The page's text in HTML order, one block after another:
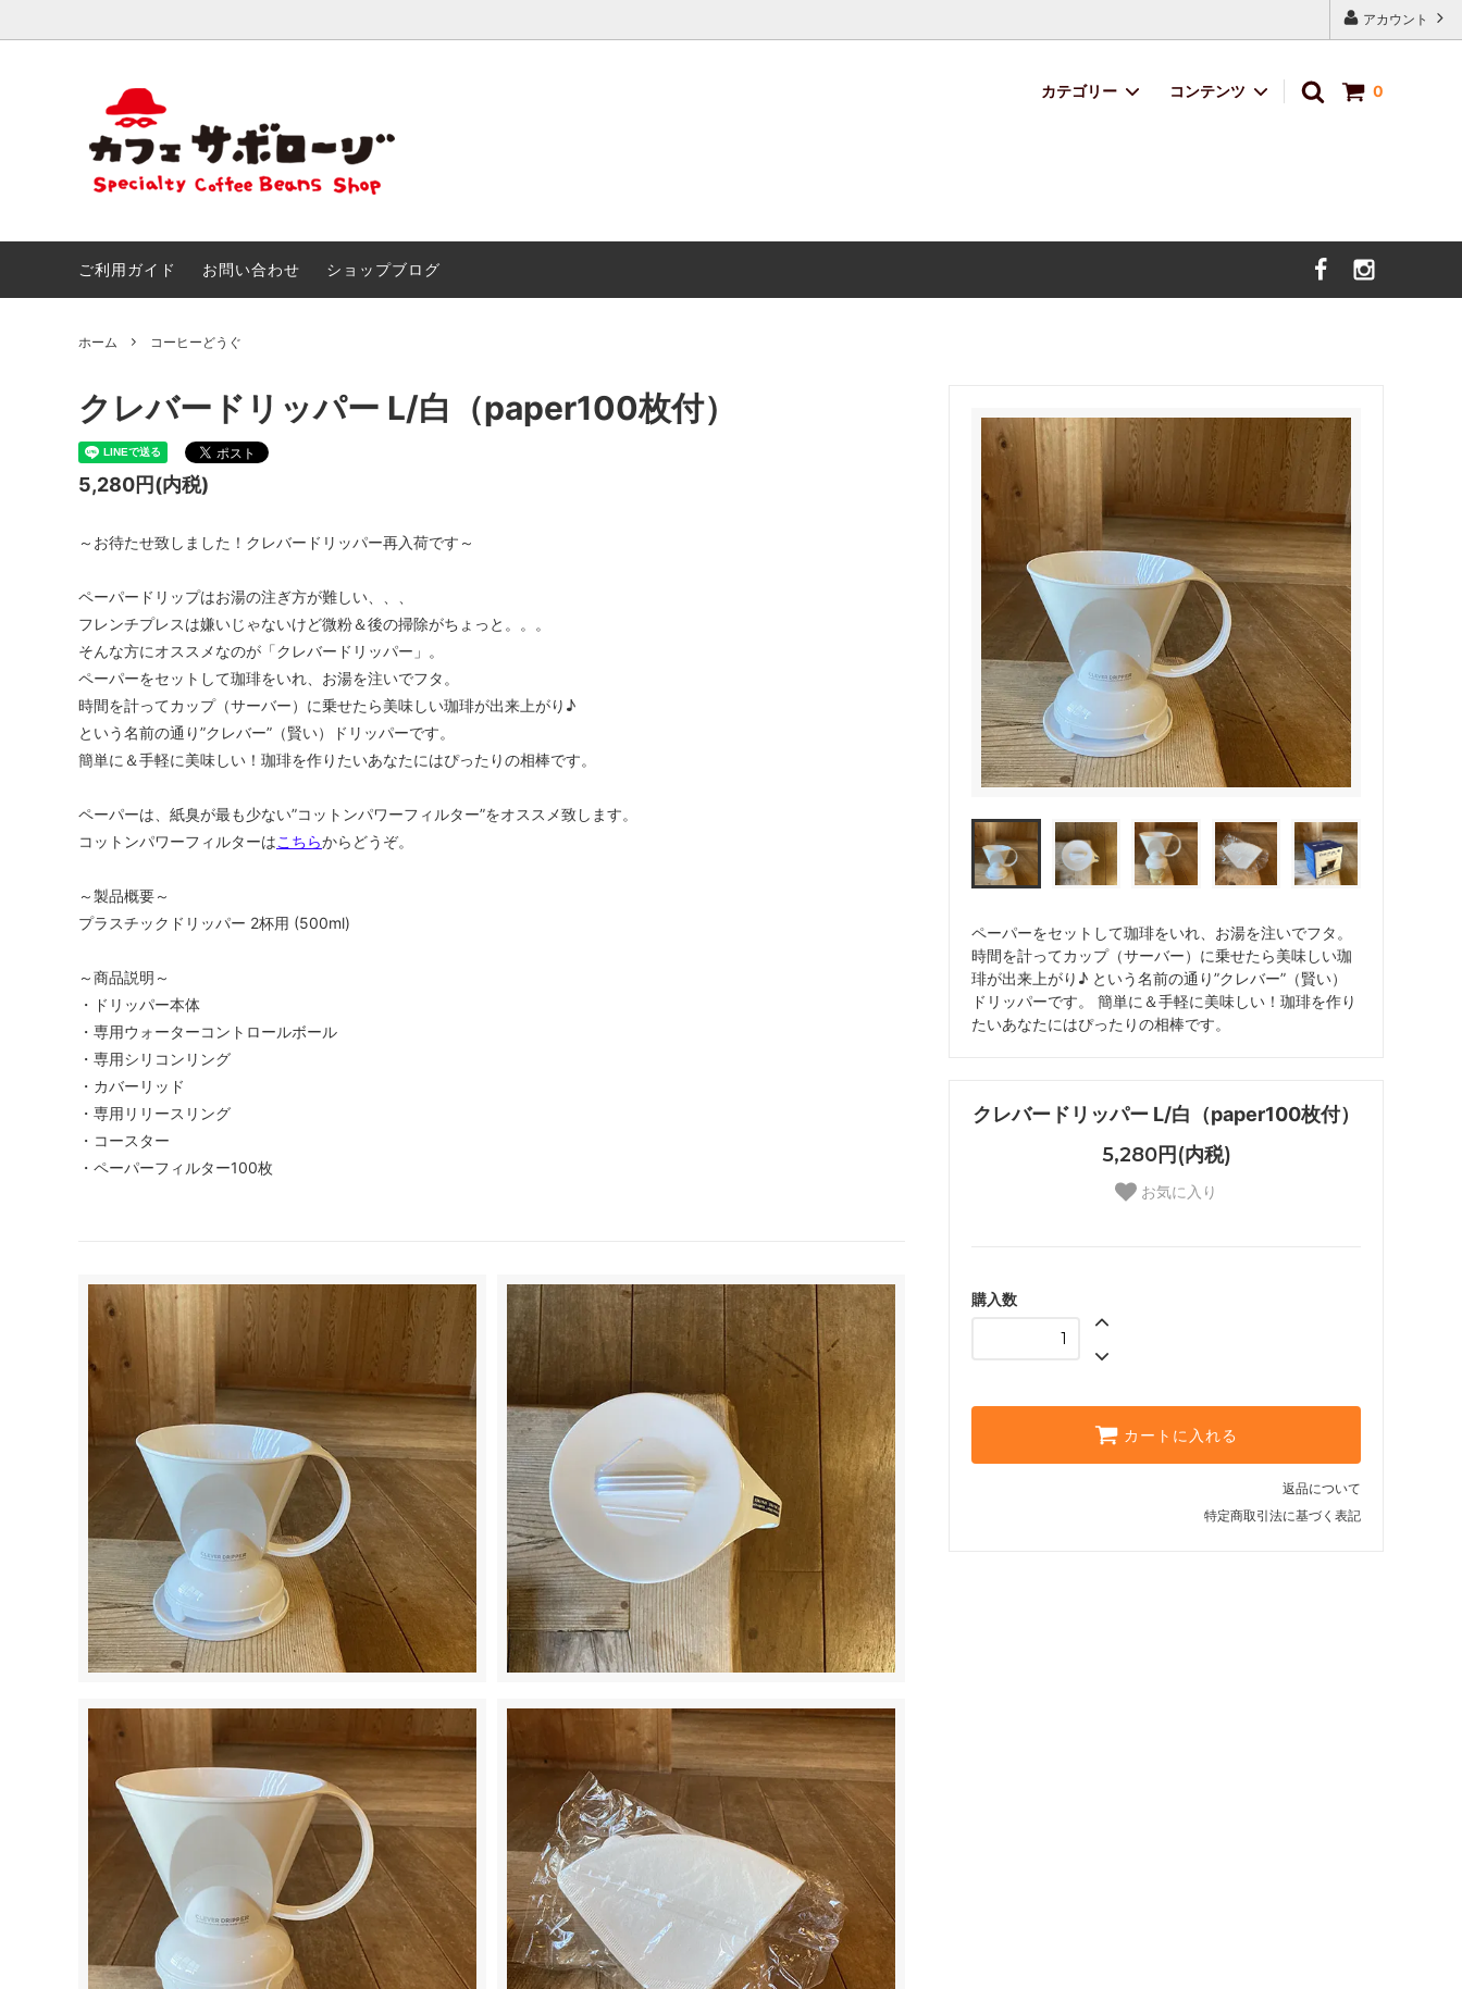
アカウント
0
カテゴリー
おためしセット
チョコ＆スイーツのためのマリアージュ サボローゾの本
コンテンツ
ごあいさつ
ご利用ガイド お問い合わせ ショップブログ
ホーム コーヒーどうぐ
ペーパーをセットして珈琲をいれ、お湯を注いでフタ。
時間を計ってカップ（サーバー）に乗せたら美味しい珈
琲が出来上がり♪ という名前の通り”クレバー”（賢い）
ドリッパーです。 簡単に＆手軽に美味しい！珈琲を作り
たいあなたにはぴったりの相棒です。
クレバードリッパー L/白（paper100枚付）
5,280円(内税)
お気に入り
購入数
カートに入れる
返品について
特定商取引法に基づく表記
クレバードリッパー L/白（paper100枚付）
5,280円(内税)
～お待たせ致しました！クレバードリッパー再入荷です～
ペーパードリップはお湯の注ぎ方が難しい、、、
フレンチプレスは嫌いじゃないけど微粉＆後の掃除がちょっと。。。
そんな方にオススメなのが「クレバードリッパー」。
ペーパーをセットして珈琲をいれ、お湯を注いでフタ。
時間を計ってカップ（サーバー）に乗せたら美味しい珈琲が出来上がり♪
という名前の通り”クレバー”（賢い）ドリッパーです。
簡単に＆手軽に美味しい！珈琲を作りたいあなたにはぴったりの相棒です。
ペーパーは、紙臭が最も少ない”コットンパワーフィルター”をオススメ致します。
コットンパワーフィルターはこちらからどうぞ。
～製品概要～
プラスチックドリッパー 2杯用 (500ml)
～商品説明～
・ドリッパー本体
・専用ウォーターコントロールボール
・専用シリコンリング
・カバーリッド
・専用リリースリング
・コースター
・ペーパーフィルター100枚